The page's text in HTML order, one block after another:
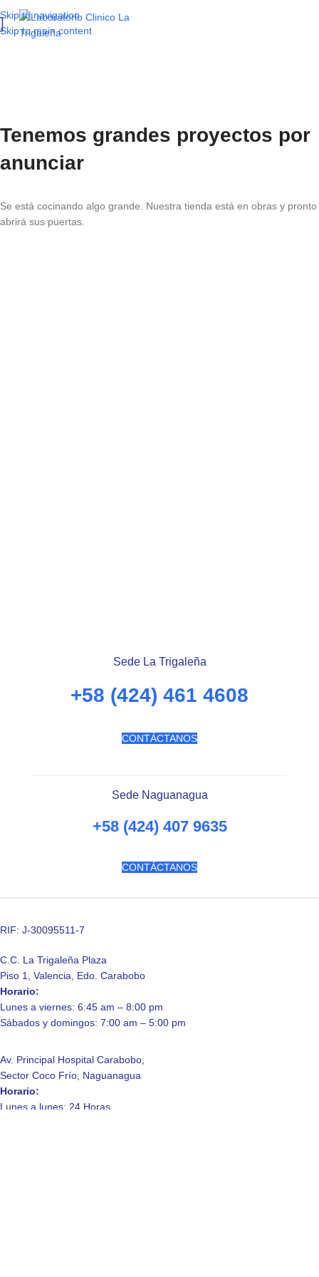
Skip to navigation
Skip to main content
Tenemos grandes proyectos por
anunciar
Se está cocinando algo grande. Nuestra tienda está en obras y pronto
abrirá sus puertas.
Sede La Trigaleña
+58 (424) 461 4608
CONTÁCTANOS
Sede Naguanagua
+58 (424) 407 9635
CONTÁCTANOS
RIF: J-30095511-7
C.C. La Trigaleña Plaza
Piso 1, Valencia, Edo. Carabobo
Horario:
Lunes a viernes: 6:45 am – 8:00 pm
Sábados y domingos: 7:00 am – 5:00 pm
Av. Principal Hospital Carabobo,
Sector Coco Frío, Naguanagua
Horario:
Lunes a lunes: 24 Horas.